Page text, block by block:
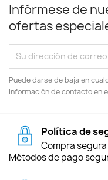
Infórmese de
ofertas
Puede darse de baja en
información de contacto en
Política de
Compra
Métodos de pago